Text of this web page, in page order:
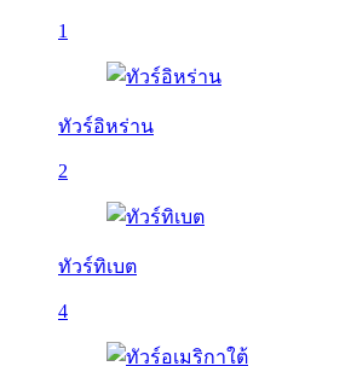
1
ทัวร์อิหร่าน
2
ทัวร์ทิเบต
4